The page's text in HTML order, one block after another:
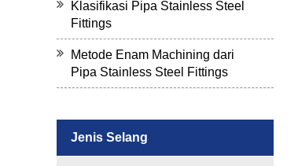
Klasifikasi Pipa Stainless Steel
Fittings
Metode Enam Machining dari
Pipa Stainless Steel Fittings
Jenis Selang